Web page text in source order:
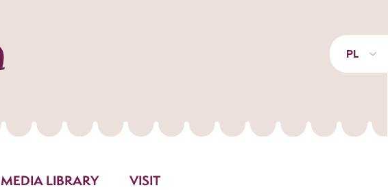
PL
MEDIA LIBRARY VISIT